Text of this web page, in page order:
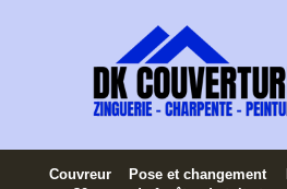
Couvreur
Pose et changement